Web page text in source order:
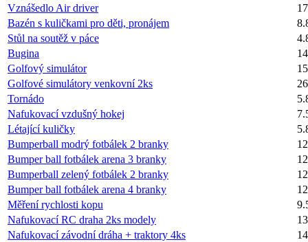
Vznášedlo Air driver
Bazén s kuličkami pro děti, pronájem
Stůl na soutěž v páce
Bugina
Golfový simulátor
Golfové simulátory venkovní 2ks
Tornádo
Nafukovací vzdušný hokej
Létající kuličky
Bumperball modrý fotbálek 2 branky
Bumper ball fotbálek arena 3 branky
Bumperball zelený fotbálek 2 branky
Bumper ball fotbálek arena 4 branky
Měření rychlosti kopu
Nafukovací RC draha 2ks modely
Nafukovací závodní dráha + traktory 4ks